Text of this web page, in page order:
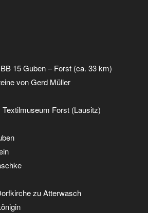
15 Guben – Forst (ca. 33 km)
von Gerd Müller
Forst (Lausitz)
zu Atterwasch